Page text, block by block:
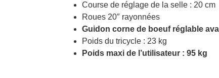
Course de réglage de la selle : 20 cm
Roues 20″ rayonnées
Guidon corne de boeuf réglable
Poids du tricycle : 23 kg
Poids maxi de l’utilisateur : 95 kg